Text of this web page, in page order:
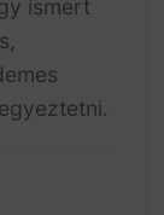
ismert